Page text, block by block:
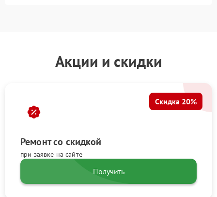
Акции и скидки
Ремонт со скидкой
при заявке на сайте
Скидка 20%
Получить